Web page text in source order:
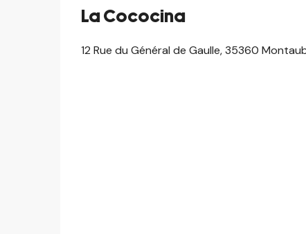
La Cococina
12 Rue du Général de Gaulle, 35360